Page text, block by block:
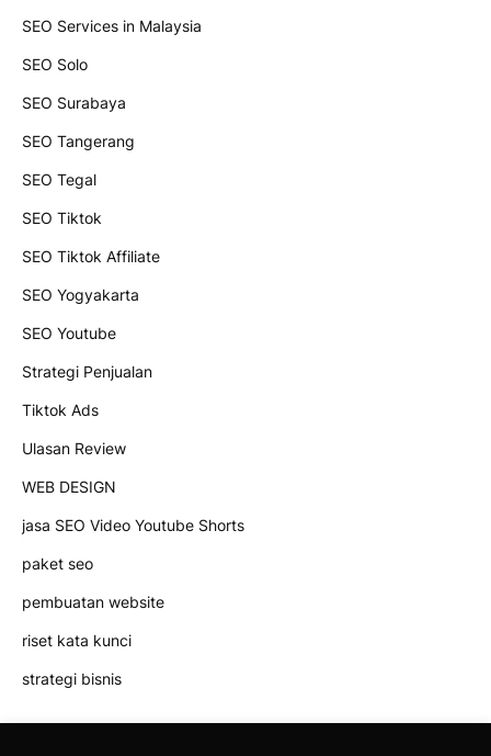
SEO Services in Malaysia
SEO Solo
SEO Surabaya
SEO Tangerang
SEO Tegal
SEO Tiktok
SEO Tiktok Affiliate
SEO Yogyakarta
SEO Youtube
Strategi Penjualan
Tiktok Ads
Ulasan Review
WEB DESIGN
jasa SEO Video Youtube Shorts
paket seo
pembuatan website
riset kata kunci
strategi bisnis